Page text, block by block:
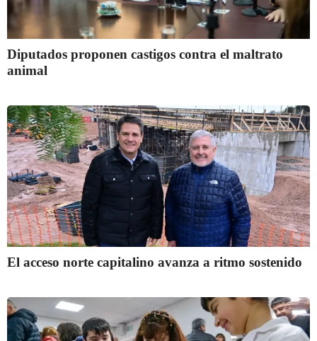
Diputados proponen castigos contra el maltrato
animal
El acceso norte capitalino avanza a ritmo sostenido